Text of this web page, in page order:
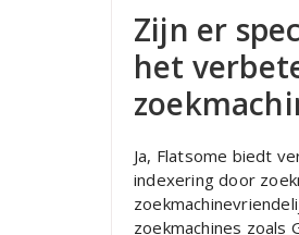
Zijn er
het
Ja, Flatsome biedt
indexering door
zoekmachines zoals